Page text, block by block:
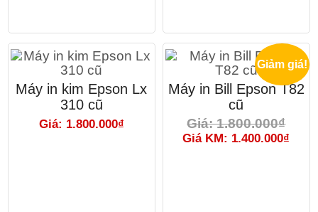
Máy in kim Epson Lx
310 cũ
Giá: 1.800.000₫
Giảm giá!
Máy in Bill Epson T82
cũ
Giá: 1.800.000₫
Giá KM: 1.400.000₫